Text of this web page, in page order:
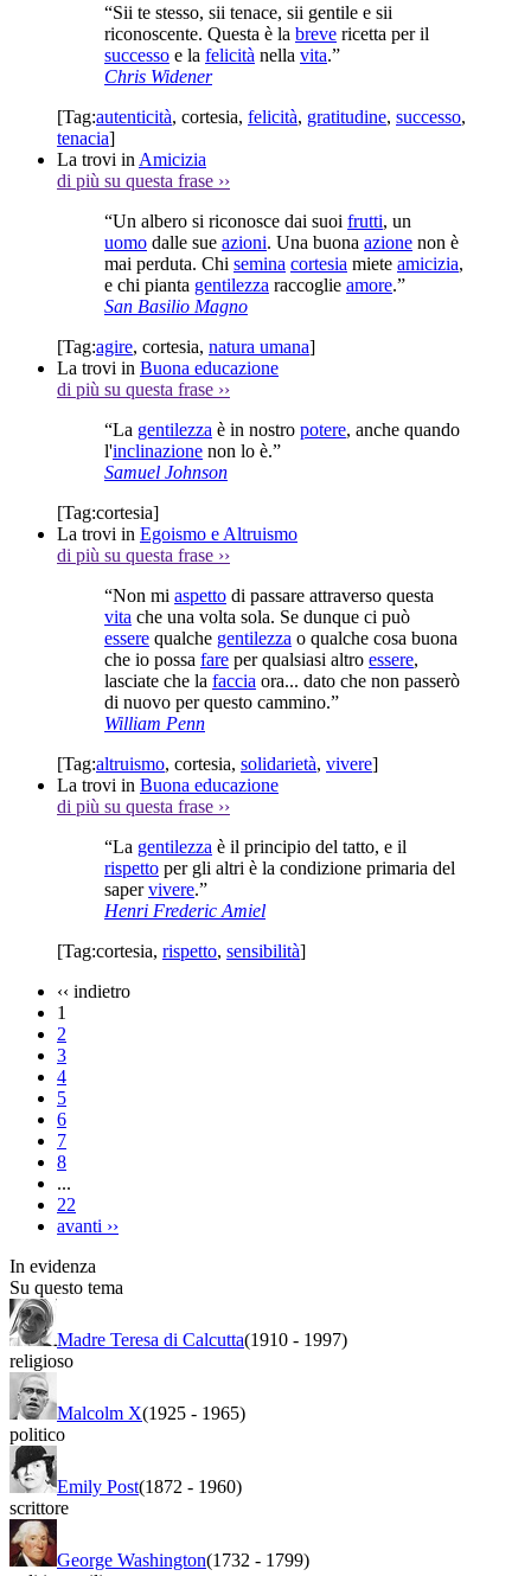
“Sii te stesso, sii tenace, sii gentile e sii
riconoscente. Questa è la breve ricetta per il
successo e la felicità nella vita.”
Chris Widener
[Tag:autenticità, cortesia, felicità, gratitudine, successo,
tenacia]
La trovi in Amicizia
di più su questa frase ››
“Un albero si riconosce dai suoi frutti, un
uomo dalle sue azioni. Una buona azione non è
mai perduta. Chi semina cortesia miete amicizia,
e chi pianta gentilezza raccoglie amore.”
San Basilio Magno
[Tag:agire, cortesia, natura umana]
La trovi in Buona educazione
di più su questa frase ››
“La gentilezza è in nostro potere, anche quando
l'inclinazione non lo è.”
Samuel Johnson
[Tag:cortesia]
La trovi in Egoismo e Altruismo
di più su questa frase ››
“Non mi aspetto di passare attraverso questa
vita che una volta sola. Se dunque ci può
essere qualche gentilezza o qualche cosa buona
che io possa fare per qualsiasi altro essere,
lasciate che la faccia ora... dato che non passerò
di nuovo per questo cammino.”
William Penn
[Tag:altruismo, cortesia, solidarietà, vivere]
La trovi in Buona educazione
di più su questa frase ››
“La gentilezza è il principio del tatto, e il
rispetto per gli altri è la condizione primaria del
sapervivere.”
Henri Frederic Amiel
[Tag:cortesia, rispetto, sensibilità]
‹‹ indietro
1
2
3
4
5
6
7
8
...
22
avanti ››
In evidenza
Su questo tema
Madre Teresa di Calcutta(1910 - 1997)
religioso
Malcolm X(1925 - 1965)
politico
Emily Post(1872 - 1960)
scrittore
George Washington(1732 - 1799)